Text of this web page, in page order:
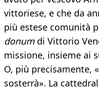
vittoriese, e che da
più estese comunità
donumdi Vittorio
missione, insieme ai
O, più precisamente,
sosterrà». La